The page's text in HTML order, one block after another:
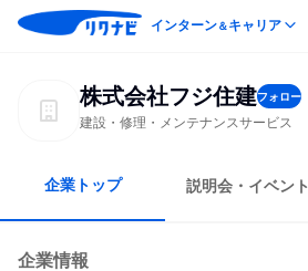
インターン＆キャリア
株式会社フジ住建フォロー
建設・修理・メンテナンスサービス
企業トップ 説明会・イベント
企業情報